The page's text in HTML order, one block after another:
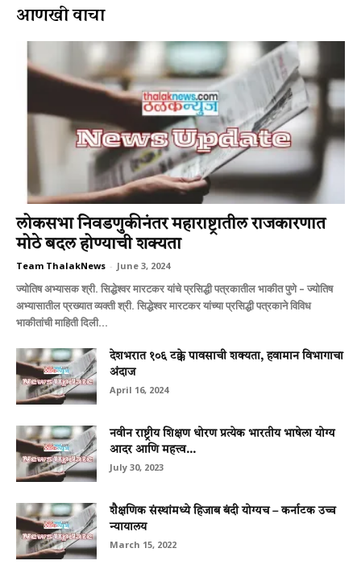
आणखी वाचा
लोकसभा निवडणुकीनंतर महाराष्ट्रातील राजकारणात
मोठे बदल होण्याची शक्यता
Team ThalakNews - June 3, 2024
ज्योतिष अभ्यासक श्री. सिद्धेश्वर मारटकर यांचे प्रसिद्धी पत्रकातील भाकीत पुणे – ज्योतिष
अभ्यासातील प्रख्यात व्यक्ती श्री. सिद्धेश्वर मारटकर यांच्या प्रसिद्धी पत्रकाने विविध
भाकीतांची माहिती दिली...
देशभरात १०६ टक्के पावसाची शक्यता, हवामान विभागाचा
अंदाज
April 16, 2024
नवीन राष्ट्रीय शिक्षण धोरण प्रत्येक भारतीय भाषेला योग्य
आदर आणि महत्त्व...
July 30, 2023
शैक्षणिक संस्थांमध्ये हिजाब बंदी योग्यच – कर्नाटक उच्च
न्यायालय
March 15, 2022